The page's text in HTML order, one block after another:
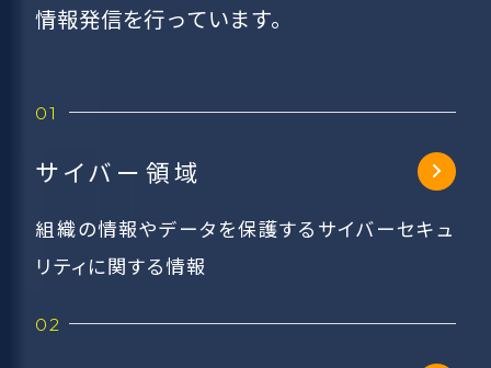
情報発信を行っています。
サイバー領域
組織の情報やデータを保護するサイバーセキュ
リティに関する情報